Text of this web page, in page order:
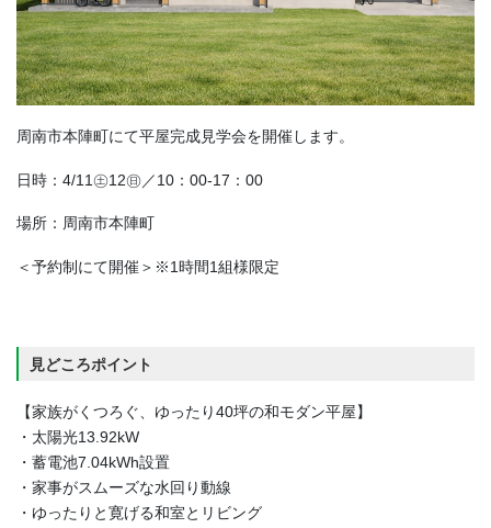
周南市本陣町にて平屋完成見学会を開催します。
日時：4/11㊏12㊐／10：00-17：00
場所：周南市本陣町
＜予約制にて開催＞※1時間1組様限定
見どころポイント
【家族がくつろぐ、ゆったり40坪の和モダン平屋】
・太陽光13.92kW
・蓄電池7.04kWh設置
・家事がスムーズな水回り動線
・ゆったりと寛げる和室とリビング